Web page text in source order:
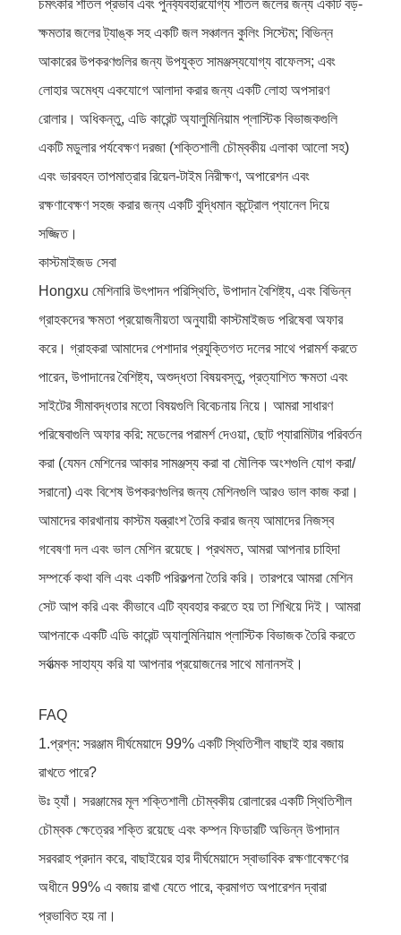
চমৎকার শীতল প্রভাব এবং পুনর্ব্যবহারযোগ্য শীতল জলের জন্য একটি বড়-
ক্ষমতার জলের ট্যাঙ্ক সহ একটি জল সঞ্চালন কুলিং সিস্টেম; বিভিন্ন
আকারের উপকরণগুলির জন্য উপযুক্ত সামঞ্জস্যযোগ্য বাফেলস; এবং
লোহার অমেধ্য একযোগে আলাদা করার জন্য একটি লোহা অপসারণ
রোলার। অধিকন্তু, এডি কারেন্ট অ্যালুমিনিয়াম প্লাস্টিক বিভাজকগুলি
একটি মডুলার পর্যবেক্ষণ দরজা (শক্তিশালী চৌম্বকীয় এলাকা আলো সহ)
এবং ভারবহন তাপমাত্রার রিয়েল-টাইম নিরীক্ষণ, অপারেশন এবং
রক্ষণাবেক্ষণ সহজ করার জন্য একটি বুদ্ধিমান কন্ট্রোল প্যানেল দিয়ে
সজ্জিত।
কাস্টমাইজড সেবা
Hongxu মেশিনারি উৎপাদন পরিস্থিতি, উপাদান বৈশিষ্ট্য, এবং বিভিন্ন
গ্রাহকদের ক্ষমতা প্রয়োজনীয়তা অনুযায়ী কাস্টমাইজড পরিষেবা অফার
করে। গ্রাহকরা আমাদের পেশাদার প্রযুক্তিগত দলের সাথে পরামর্শ করতে
পারেন, উপাদানের বৈশিষ্ট্য, অশুদ্ধতা বিষয়বস্তু, প্রত্যাশিত ক্ষমতা এবং
সাইটের সীমাবদ্ধতার মতো বিষয়গুলি বিবেচনায় নিয়ে। আমরা সাধারণ
পরিষেবাগুলি অফার করি: মডেলের পরামর্শ দেওয়া, ছোট প্যারামিটার পরিবর্তন
করা (যেমন মেশিনের আকার সামঞ্জস্য করা বা মৌলিক অংশগুলি যোগ করা/
সরানো) এবং বিশেষ উপকরণগুলির জন্য মেশিনগুলি আরও ভাল কাজ করা।
আমাদের কারখানায় কাস্টম যন্ত্রাংশ তৈরি করার জন্য আমাদের নিজস্ব
গবেষণা দল এবং ভাল মেশিন রয়েছে। প্রথমত, আমরা আপনার চাহিদা
সম্পর্কে কথা বলি এবং একটি পরিকল্পনা তৈরি করি। তারপরে আমরা মেশিন
সেট আপ করি এবং কীভাবে এটি ব্যবহার করতে হয় তা শিখিয়ে দিই। আমরা
আপনাকে একটি এডি কারেন্ট অ্যালুমিনিয়াম প্লাস্টিক বিভাজক তৈরি করতে
সর্বাত্মক সাহায্য করি যা আপনার প্রয়োজনের সাথে মানানসই।
FAQ
1.প্রশ্ন: সরঞ্জাম দীর্ঘমেয়াদে 99% একটি স্থিতিশীল বাছাই হার বজায়
রাখতে পারে?
উঃ হ্যাঁ। সরঞ্জামের মূল শক্তিশালী চৌম্বকীয় রোলারের একটি স্থিতিশীল
চৌম্বক ক্ষেত্রের শক্তি রয়েছে এবং কম্পন ফিডারটি অভিন্ন উপাদান
সরবরাহ প্রদান করে, বাছাইয়ের হার দীর্ঘমেয়াদে স্বাভাবিক রক্ষণাবেক্ষণের
অধীনে 99% এ বজায় রাখা যেতে পারে, ক্রমাগত অপারেশন দ্বারা
প্রভাবিত হয় না।